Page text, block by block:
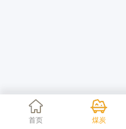
首页 煤炭